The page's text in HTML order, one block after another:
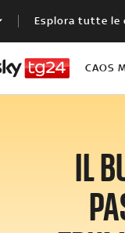
Esplora tutte le
CAOS
IL